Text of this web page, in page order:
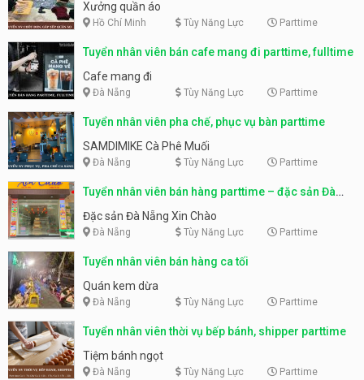
Xưởng quần áo
Hồ Chí Minh Tùy Năng Lực Parttime
Tuyển nhân viên bán cafe mang đi parttime, fulltime
Cafe mang đi
Đà Nẵng Tùy Năng Lực Parttime
Tuyển nhân viên pha chế, phục vụ bàn parttime
SAMDIMIKE Cà Phê Muối
Đà Nẵng Tùy Năng Lực Parttime
Tuyển nhân viên bán hàng parttime – đặc sản Đà
Nẵng
Đặc sản Đà Nẵng Xin Chào
Đà Nẵng Tùy Năng Lực Parttime
Tuyển nhân viên bán hàng ca tối
Quán kem dừa
Đà Nẵng Tùy Năng Lực Parttime
Tuyển nhân viên thời vụ bếp bánh, shipper parttime
Tiệm bánh ngọt
Đà Nẵng Tùy Năng Lực Parttime